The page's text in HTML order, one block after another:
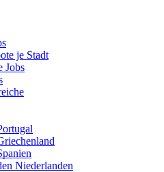
je Stadt
Jobs
Niederlanden